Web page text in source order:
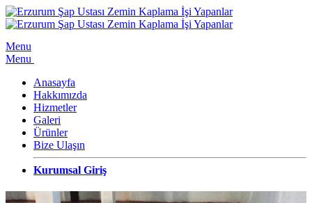
Menu
Menu
Anasayfa
Hakkımızda
Hizmetler
Galeri
Ürünler
Bize Ulaşın
Kurumsal Giriş